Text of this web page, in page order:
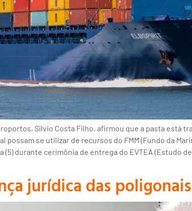
Silvio Costa Filho, afirmou que a pasta está
se utilizar de recursos do FMM (Fundo da
durante cerimônia de entrega do EVTEA (Estudo
jurídica das